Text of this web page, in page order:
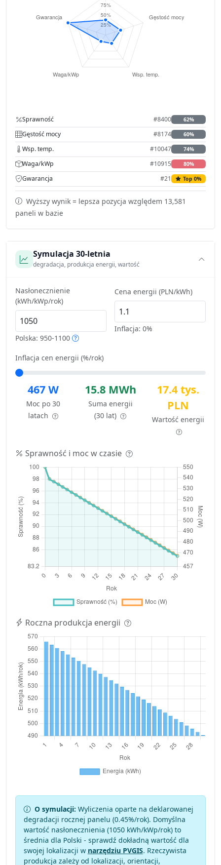
Sprawność #8400 62%
Gęstość mocy #8174 60%
Wsp. temp. #10047 74%
Waga/kWp #10915 80%
Gwarancja #21 Top 0%
Wyższy wynik = lepsza pozycja względem 13,581
paneli w bazie
Symulacja 30-letnia
degradacja, produkcja energii, wartość
Nasłonecznienie
(kWh/kWp/rok)
Polska: 950-1100
Cena energii (PLN/kWh)
Inflacja: 0%
Inflacja cen energii (%/rok)
467 W
Moc po 30
latach
15.8 MWh
Suma energii
(30 lat)
17.4 tys.
PLN
Wartość energii
Sprawność i moc w czasie
Roczna produkcja energii
O symulacji: Wyliczenia oparte na deklarowanej
degradacji rocznej panelu (0.45%/rok). Domyślna
wartość nasłonecznienia (1050 kWh/kWp/rok) to
średnia dla Polski - sprawdź dokładną wartość dla
swojej lokalizacji w narzędziu PVGIS. Rzeczywista
produkcja zależy od lokalizacji, orientacji,